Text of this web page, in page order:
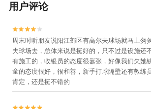
用户评论


周末时听朋友说阳江郊区有高尔夫球场就马上匆
夫球场去，总体来说是挺好的，只不过是设施还
有施工的，收银员的态度很嚣张，好像我们欠她
童的态度很好，很和善，新手打球隔壁还有教练
肯定，还是挺不错的

